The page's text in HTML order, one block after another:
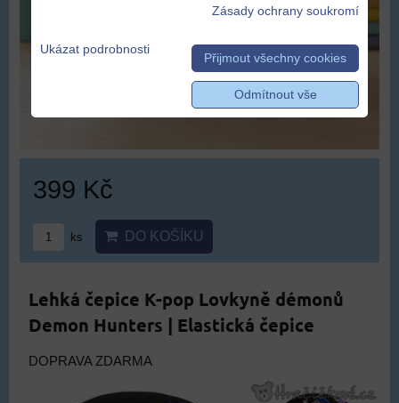
399 Kč
ks DO KOŠÍKU
Lehká čepice K-pop Lovkyně démonů
Demon Hunters | Elastická čepice
DOPRAVA ZDARMA
Zásady ochrany soukromí
Ukázat podrobnosti
Přijmout všechny cookies
Odmítnout vše